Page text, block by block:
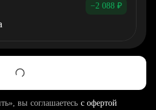
−2 088 ₽
вы соглашаетесь с офертой